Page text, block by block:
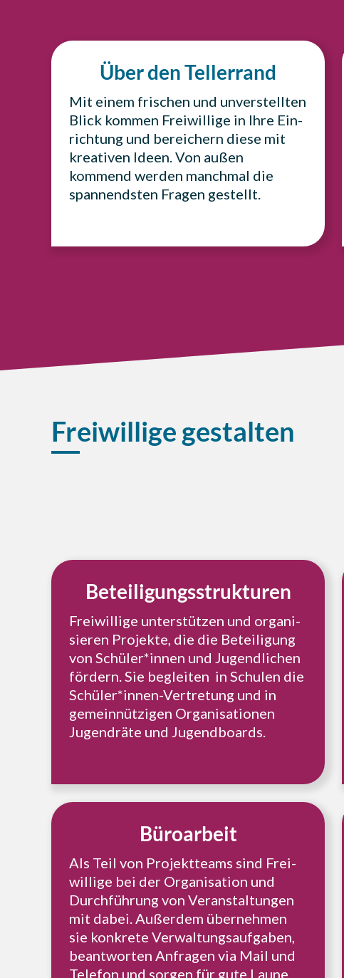
Über den Tellerrand
Mit einem fri­schen und unver­stell­ten
Blick kommen Frei­wil­li­ge in Ihre Ein­
rich­tung und berei­chern diese mit
krea­ti­ven Ideen. Von außen
kommend werden manch­mal die
span­nends­ten Fragen gestellt.
Freiwillige gestalten
Betei­li­gungs­struk­tu­ren
Frei­wil­li­ge unter­stüt­zen und orga­ni­
sie­ren Pro­jek­te, die die Betei­li­gung
von Schüler*innen und Jugend­li­chen
fördern. Sie beglei­ten in Schulen die
Schüler*innen-Vertretung und in
gemein­nüt­zi­gen Orga­ni­sa­tio­nen
Jugend­rä­te und Jugendboards.
Büro­ar­beit
Als Teil von Pro­jekt­teams sind Frei­
wil­li­ge bei der Orga­ni­sa­ti­on und
Durch­füh­rung von Ver­an­stal­tun­gen
mit dabei. Außer­dem über­neh­men
sie kon­kre­te Ver­wal­tungs­auf­ga­ben,
beant­wor­ten Anfra­gen via Mail und
Telefon und sorgen für gute Laune